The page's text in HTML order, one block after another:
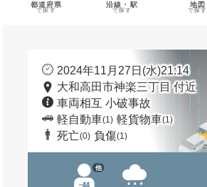
都道府県
で探す
沿線・駅
で探す
地図
で探す
2024年11月27日(水)21:14
大和高田市神楽三丁目 付近
車両相互 小破事故
軽自動車(1) 軽貨物車(1)
死亡(0) 負傷(1)
他